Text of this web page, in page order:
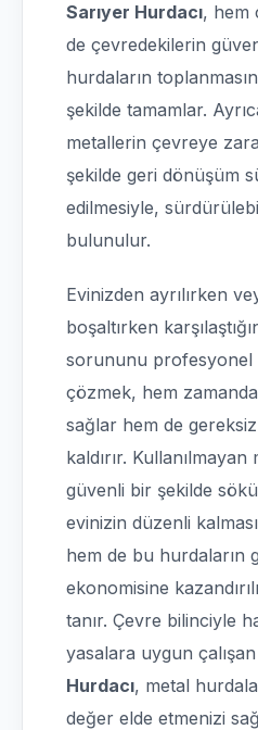
Sarıyer Hurdacı, hem
de çevredekilerin
hurdaların
şekilde tamamlar.
metallerin çevreye
şekilde geri dönüşüm
edilmesiyle,
bulunulur.
Evinizden ayrılırken
boşaltırken
sorununu profesyonel
çözmek, hem
sağlar hem de
kaldırır. Kullanılmayan
güvenli bir şekilde
evinizin düzenli
hem de bu hurdaların
ekonomisine
tanır. Çevre bilinciyle
yasalara uygun
Hurdacı, metal
değer elde etmenizi